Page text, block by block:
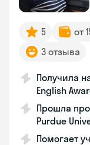
5 от
3 отзыва
Получила
English
Прошла
Purdue
Помогает